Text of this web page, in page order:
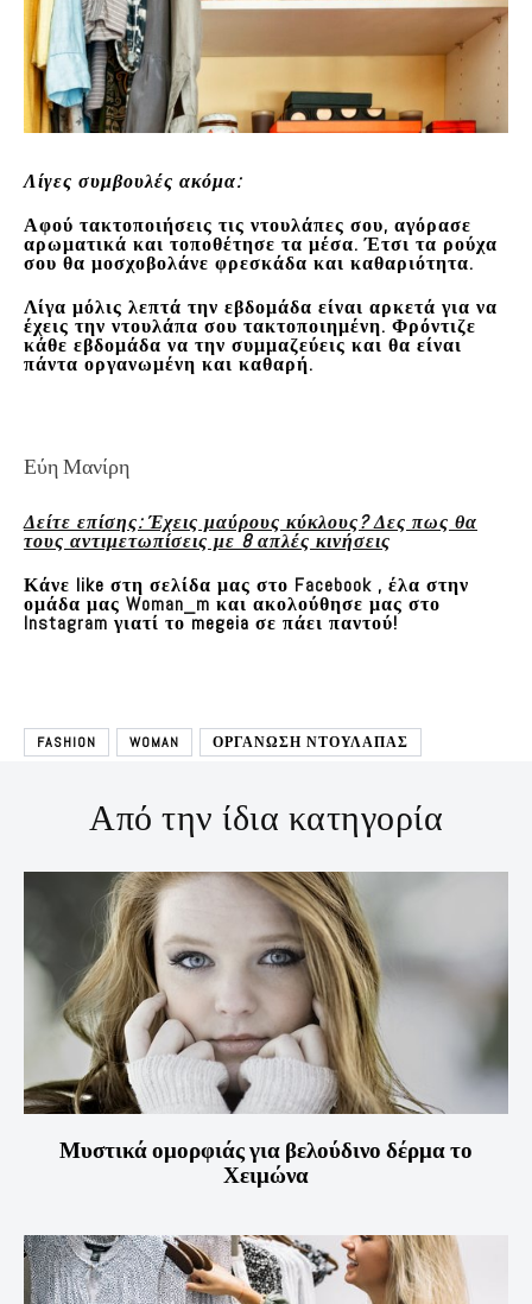
Λίγες συμβουλές ακόμα:
Αφού τακτοποιήσεις τις ντουλάπες σου, αγόρασε
αρωματικά και τοποθέτησε τα μέσα. Έτσι τα ρούχα
σου θα μοσχοβολάνε φρεσκάδα και καθαριότητα.
Λίγα μόλις λεπτά την εβδομάδα είναι αρκετά για να
έχεις την ντουλάπα σου τακτοποιημένη. Φρόντιζε
κάθε εβδομάδα να την συμμαζεύεις και θα είναι
πάντα οργανωμένη και καθαρή.
Εύη Μανίρη
Δείτε επίσης: Έχεις μαύρους κύκλους? Δες πως θα
τους αντιμετωπίσεις με 8 απλές κινήσεις
Κάνε like στη σελίδα μας στο Facebook , έλα στην
ομάδα μας Woman_m και ακολούθησε μας στο
Instagram γιατί το megeia σε πάει παντού!
FASHION WOMAN ΟΡΓΑΝΩΣΗ ΝΤΟΥΛΑΠΑΣ
Από την ίδια κατηγορία
Μυστικά ομορφιάς για βελούδινο δέρμα το
Χειμώνα